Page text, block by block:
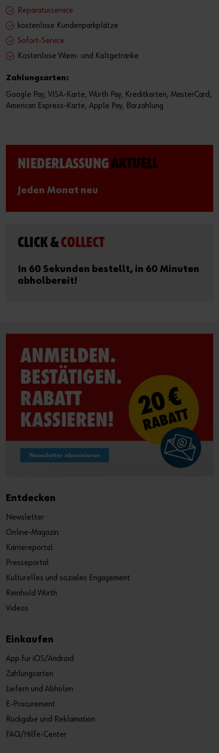
Reparaturservice
kostenlose Kundenparkplätze
Sofort-Service
Kostenlose Warm- und Kaltgetränke
Zahlungsarten:
Google Pay, VISA-Karte, Würth Pay, Kreditkarten, MasterCard,
American Express-Karte, Apple Pay, Barzahlung
NIEDERLASSUNGAKTUELL
Jeden Monat neu
CLICK &COLLECT
In 60 Sekunden bestellt, in 60 Minuten
abholbereit!
Entdecken
Newsletter
Online-Magazin
Karriereportal
Presseportal
Kulturelles und soziales Engagement
Reinhold Würth
Videos
Einkaufen
App für iOS/Android
Zahlungsarten
Liefern und Abholen
E-Procurement
Rückgabe und Reklamation
FAQ/Hilfe-Center